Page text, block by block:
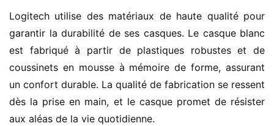
Logitech utilise des matériaux de haute qualité pour
garantir la durabilité de ses casques. Le casque blanc
est fabriqué à partir de plastiques robustes et de
coussinets en mousse à mémoire de forme, assurant
un confort durable. La qualité de fabrication se ressent
dès la prise en main, et le casque promet de résister
aux aléas de la vie quotidienne.